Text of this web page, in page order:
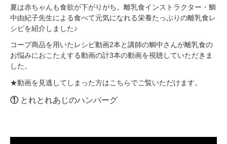
夏は赤ちゃんも食欲が下がりがち。離乳食インストラクター・鯛
中由紀子先生による食べて元気になれる栄養たっぷりの離乳食レ
シピを紹介しました♪
コープ商品を用いたレシピ動画2本と講師の鯛中さんが離乳食の
お悩みにおこたえする動画の計3本の動画を視聴していただきま
した。
★動画を見逃してしまった方はこちらでご覧いただけます。
① とれとれあじのハンバーグ